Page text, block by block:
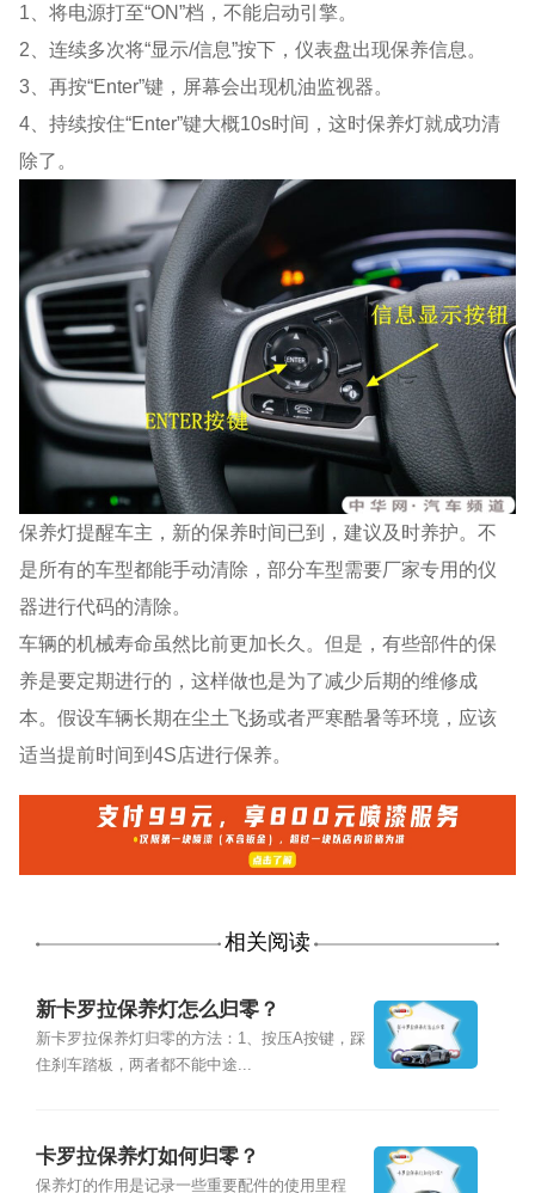
1、将电源打至“ON”档，不能启动引擎。
2、连续多次将“显示/信息”按下，仪表盘出现保养信息。
3、再按“Enter”键，屏幕会出现机油监视器。
4、持续按住“Enter”键大概10s时间，这时保养灯就成功清
除了。
保养灯提醒车主，新的保养时间已到，建议及时养护。不
是所有的车型都能手动清除，部分车型需要厂家专用的仪
器进行代码的清除。
车辆的机械寿命虽然比前更加长久。但是，有些部件的保
养是要定期进行的，这样做也是为了减少后期的维修成
本。假设车辆长期在尘土飞扬或者严寒酷暑等环境，应该
适当提前时间到4S店进行保养。
相关阅读
新卡罗拉保养灯怎么归零？
新卡罗拉保养灯归零的方法：1、按压A按键，踩
住刹车踏板，两者都不能中途...
卡罗拉保养灯如何归零？
保养灯的作用是记录一些重要配件的使用里程